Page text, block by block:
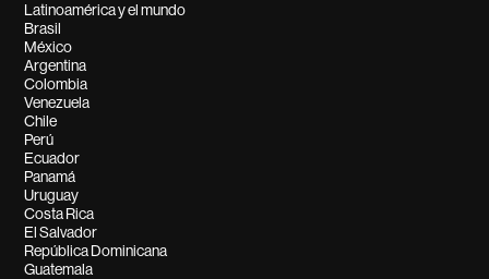
Latinoamérica y el mundo
Brasil
México
Argentina
Colombia
Venezuela
Chile
Perú
Ecuador
Panamá
Uruguay
Costa Rica
El Salvador
República Dominicana
Guatemala